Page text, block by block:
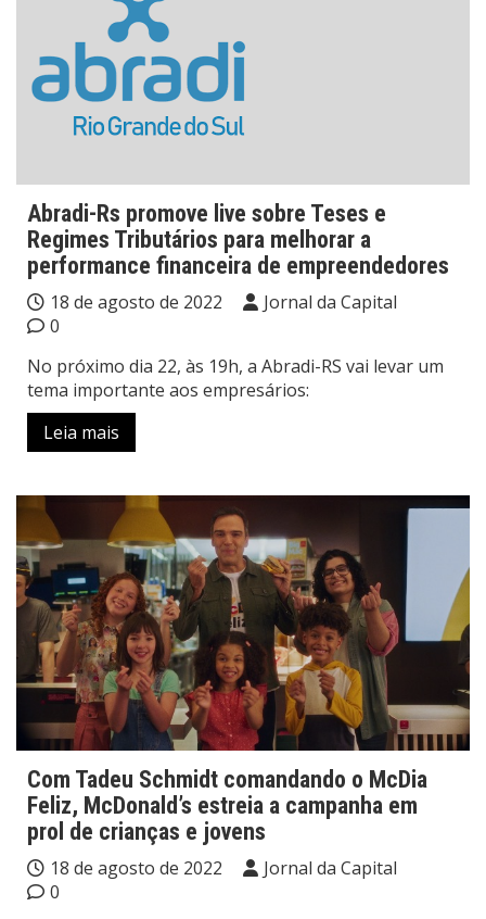
Abradi-Rs promove live sobre Teses e
Regimes Tributários para melhorar a
performance financeira de empreendedores
18 de agosto de 2022
Jornal da Capital
0
No próximo dia 22, às 19h, a Abradi-RS vai levar um
tema importante aos empresários:
Leia mais
Com Tadeu Schmidt comandando o McDia
Feliz, McDonald’s estreia a campanha em
prol de crianças e jovens
18 de agosto de 2022
Jornal da Capital
0